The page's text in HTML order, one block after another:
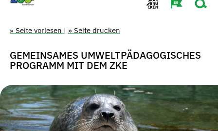
» Seite vorlesen | » Seite drucken
GEMEINSAMES UMWELTPÄDAGOGISCHES
PROGRAMM MIT DEM ZKE